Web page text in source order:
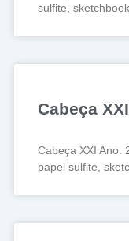
sulfite,
Cabeça XXI
Cabeça XXI Ano:
papel sulfite,